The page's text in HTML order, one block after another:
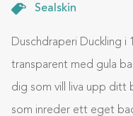
Sealskin
Duschdraperi Duckling i
transparent med gula
dig som vill liva upp ditt
som inreder ett eget